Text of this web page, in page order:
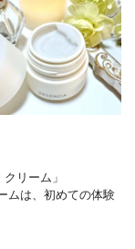
リーム」
ムは、初めての体験